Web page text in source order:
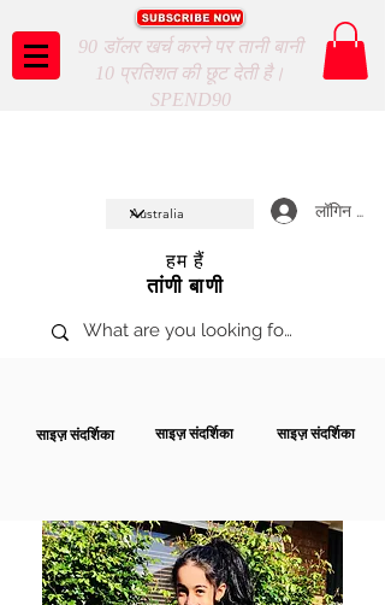
90 डॉलर खर्च करने पर तानी बानी
10 प्रतिशत की छूट देती है।
SPEND90
लॉगिन करें
हम हैं
तांणी बाणी
साइज़ संदर्शिका साइज़ संदर्शिका साइज़ संदर्शिका